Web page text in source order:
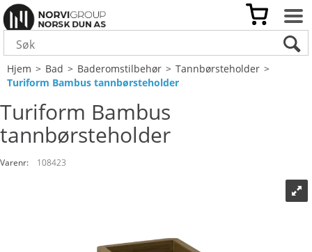
Hjem>Bad>Baderomstilbehør>Tannbørsteholder>
Turiform Bambus tannbørsteholder
Turiform Bambus
tannbørsteholder
Varenr: 108423